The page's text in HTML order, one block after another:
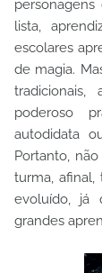
lista,
escolares
de magia.
poderoso
autodidata
Portanto,
turma, afinal,
evoluído, já
grandes